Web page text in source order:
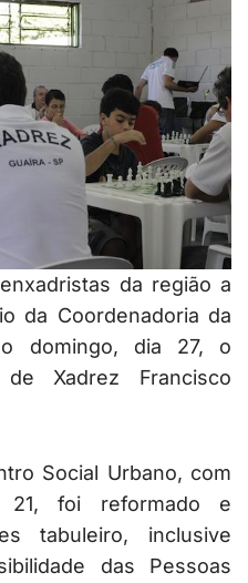
da região a
da Coordenadoria da
domingo, dia 27, o
Xadrez Francisco
Social Urbano, com
21, foi reformado e
tabuleiro, inclusive
das Pessoas